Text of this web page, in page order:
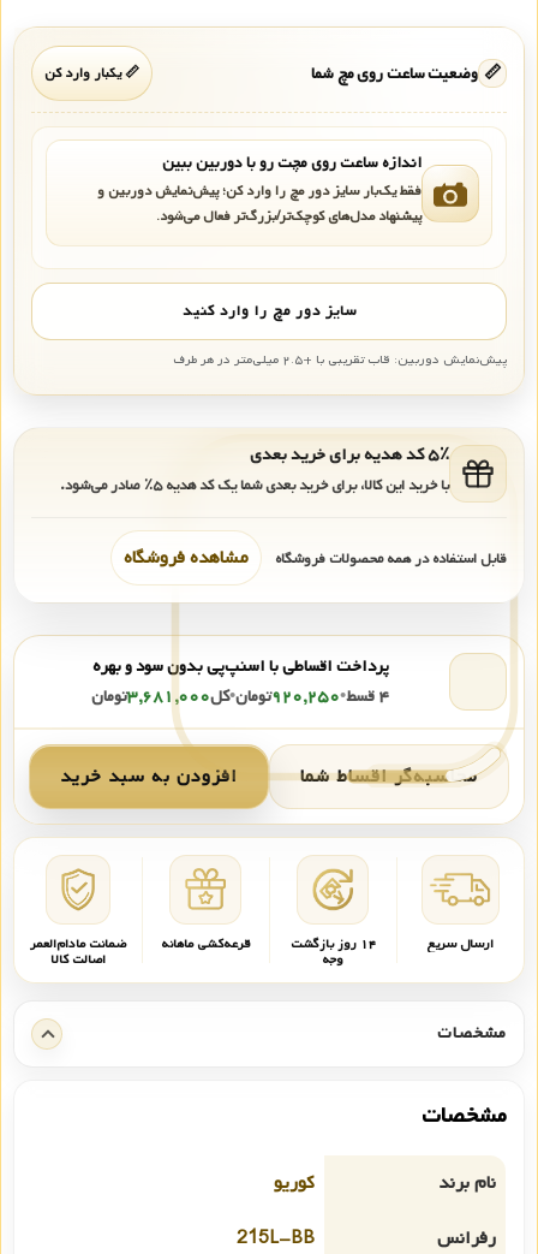
📏 وضعیت ساعت روی مچ شما 📏 یکبار وارد کن
اندازه ساعت روی مچت رو با دوربین ببین
فقط یک‌بار سایز دور مچ را وارد کن؛ پیش‌نمایش دوربین و
پیشنهاد مدل‌های کوچک‌تر/بزرگ‌تر فعال می‌شود.
سایز دور مچ را وارد کنید
پیش‌نمایش دوربین: قاب تقریبی با +۲.۵ میلی‌متر در هر طرف
۵٪ کد هدیه برای خرید بعدی
با خرید این کالا، برای خرید بعدی شما یک کد هدیه۵٪ صادر می‌شود.
قابل استفاده در همه محصولات فروشگاه مشاهده فروشگاه
پرداخت اقساطی با اسنپ‌پی بدون سود و بهره
۴ قسط
•۹۲۰,۲۵۰تومان•کل۳,۶۸۱,۰۰۰تومان
محاسبه‌گر اقساط شما افزودن به سبد خرید
ارسال سریع ۱۴ روز بازگشت
وجه
قرعه‌کشی ماهانه ضمانت مادام‌العمر
اصالت کالا
مشخصات
مشخصات
نام برند
کوریو
رفرانس
215L-BB